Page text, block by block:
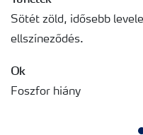
Sötét zöld, idősebb
ellszíneződés.
Ok
Foszfor hiány